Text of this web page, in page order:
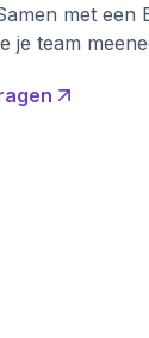
met een
je team